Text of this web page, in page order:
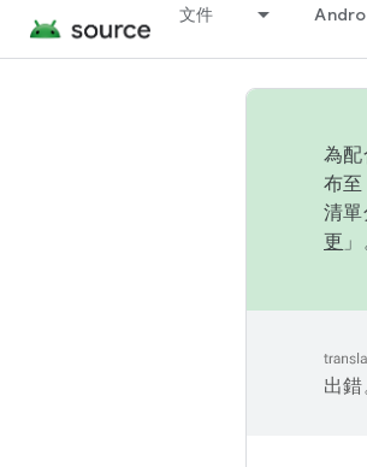
文件
為
布至
清
更 」
出錯